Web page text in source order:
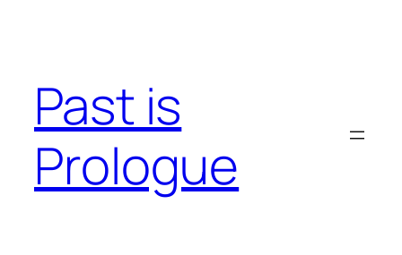
Past is
Prologue